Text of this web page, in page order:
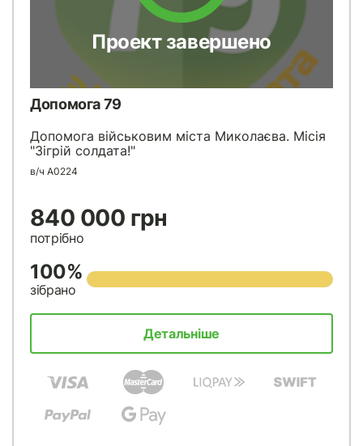
Проект завершено
Допомога 79
Допомога військовим міста Миколаєва. Місія
"Зігрій солдата!"
в/ч А0224
840 000 грн
потрібно
100%
зібрано
Детальніше